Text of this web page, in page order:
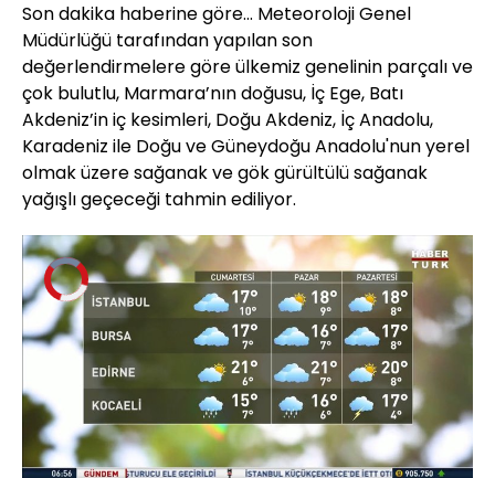
Son dakika haberine göre... Meteoroloji Genel
Müdürlüğü tarafından yapılan son
değerlendirmelere göre ülkemiz genelinin parçalı ve
çok bulutlu, Marmara’nın doğusu, İç Ege, Batı
Akdeniz’in iç kesimleri, Doğu Akdeniz, İç Anadolu,
Karadeniz ile Doğu ve Güneydoğu Anadolu'nun yerel
olmak üzere sağanak ve gök gürültülü sağanak
yağışlı geçeceği tahmin ediliyor.
Video
Oynatıcısı
yükleniyor.
Sesi
Yüklendi:
0%
Oynatma